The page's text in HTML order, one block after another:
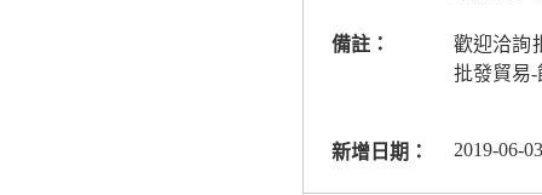
備註：
歡迎洽詢
批發貿易
新增日期： 2019-06-